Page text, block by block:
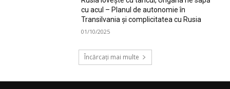
cu acul – Planul de autonomie în
Transilvania și complicitatea cu Rusia
01/10/2025
Încărcați mai multe